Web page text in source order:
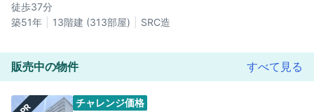
徒歩37分
築51年
13階建 (313部屋) SRC造
販売中の物件 すべて見る
チャレンジ価格